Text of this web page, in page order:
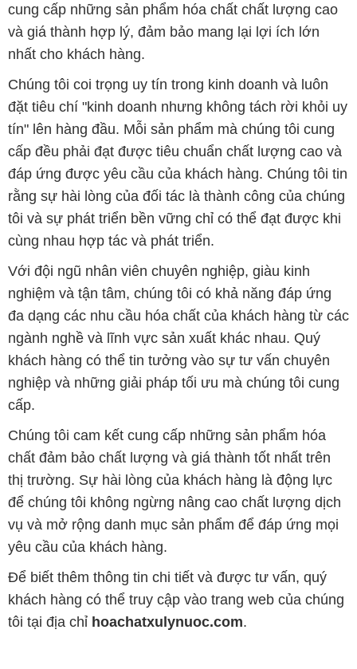
cung cấp những sản phẩm hóa chất chất lượng cao
và giá thành hợp lý, đảm bảo mang lại lợi ích lớn
nhất cho khách hàng.
Chúng tôi coi trọng uy tín trong kinh doanh và luôn
đặt tiêu chí "kinh doanh nhưng không tách rời khỏi uy
tín" lên hàng đầu. Mỗi sản phẩm mà chúng tôi cung
cấp đều phải đạt được tiêu chuẩn chất lượng cao và
đáp ứng được yêu cầu của khách hàng. Chúng tôi tin
rằng sự hài lòng của đối tác là thành công của chúng
tôi và sự phát triển bền vững chỉ có thể đạt được khi
cùng nhau hợp tác và phát triển.
Với đội ngũ nhân viên chuyên nghiệp, giàu kinh
nghiệm và tận tâm, chúng tôi có khả năng đáp ứng
đa dạng các nhu cầu hóa chất của khách hàng từ các
ngành nghề và lĩnh vực sản xuất khác nhau. Quý
khách hàng có thể tin tưởng vào sự tư vấn chuyên
nghiệp và những giải pháp tối ưu mà chúng tôi cung
cấp.
Chúng tôi cam kết cung cấp những sản phẩm hóa
chất đảm bảo chất lượng và giá thành tốt nhất trên
thị trường. Sự hài lòng của khách hàng là động lực
để chúng tôi không ngừng nâng cao chất lượng dịch
vụ và mở rộng danh mục sản phẩm để đáp ứng mọi
yêu cầu của khách hàng.
Để biết thêm thông tin chi tiết và được tư vấn, quý
khách hàng có thể truy cập vào trang web của chúng
tôi tại địa chỉ hoachatxulynuoc.com.